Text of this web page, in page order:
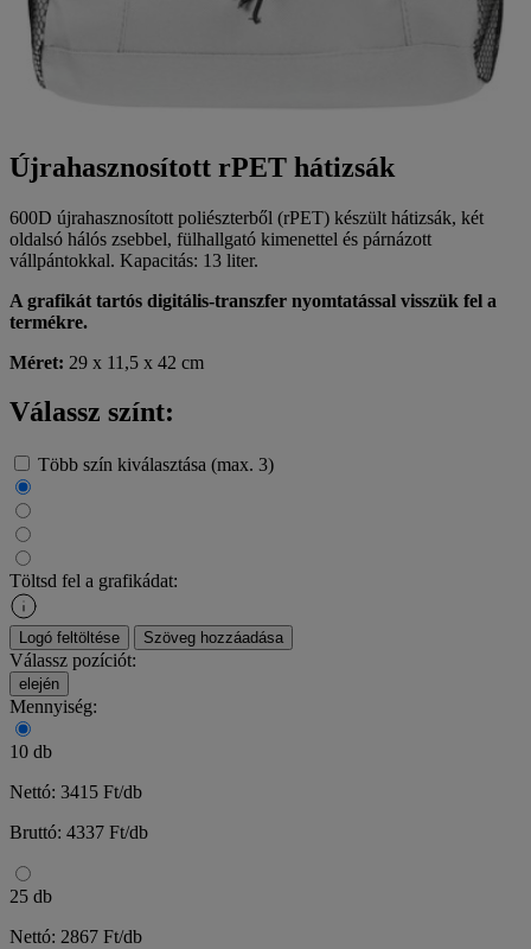
Újrahasznosított rPET hátizsák
600D újrahasznosított poliészterből (rPET) készült hátizsák, két
oldalsó hálós zsebbel, fülhallgató kimenettel és párnázott
vállpántokkal. Kapacitás: 13 liter.
A grafikát tartós digitális-transzfer nyomtatással visszük fel a
termékre.
Méret: 29 x 11,5 x 42 cm
Válassz színt:
Több szín kiválasztása (max. 3)
Töltsd fel a grafikádat:
Logó feltöltése Szöveg hozzáadása
Válassz pozíciót:
elején
Mennyiség:
10 db
Nettó: 3415 Ft/db
Bruttó: 4337 Ft/db
25 db
Nettó: 2867 Ft/db